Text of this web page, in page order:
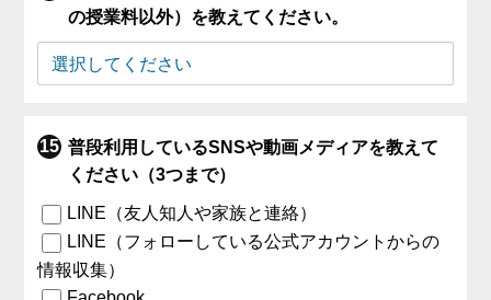
の授業料以外）を教えてください。
普段利用しているSNSや動画メディアを教えて
ください（3つまで）
LINE（友人知人や家族と連絡）
LINE（フォローしている公式アカウントからの
情報収集）